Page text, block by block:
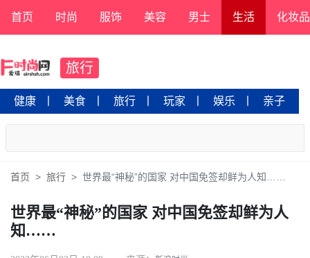
首页 时尚 服饰 美容 男士 生活 化妆品
旅行
健康 美食 旅行 玩家 娱乐 亲子
首页 旅行 世界最“神秘”的国家 对中国免签却鲜为人知……
世界最“神秘”的国家 对中国免签却鲜为人
知……